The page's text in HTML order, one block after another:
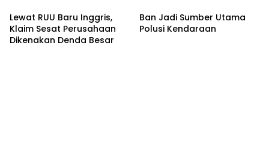
Lewat RUU Baru Inggris,
Klaim Sesat Perusahaan
Dikenakan Denda Besar
Ban Jadi Sumber Utama
Polusi Kendaraan